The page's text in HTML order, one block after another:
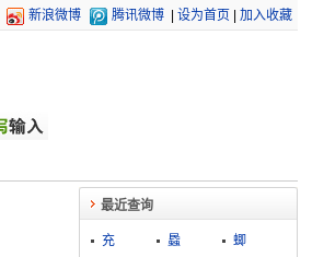
新浪微博 腾讯微博 设为首页 加入收藏
最近查询
充 蟁
蝍